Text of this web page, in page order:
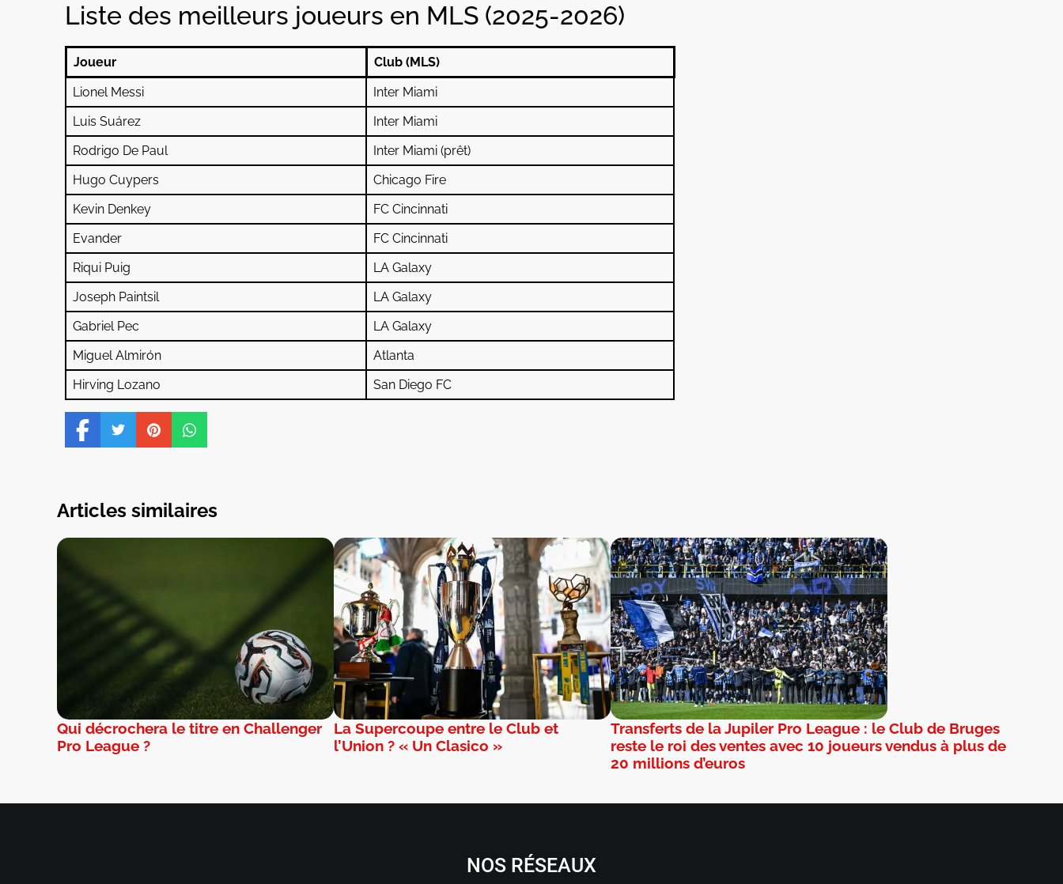
Liste des meilleurs joueurs en MLS (2025-2026)
Joueur
Club (MLS)
Lionel Messi
Inter Miami
Luis Suárez
Inter Miami
Rodrigo De Paul
Inter Miami (prêt)
Hugo Cuypers
Chicago Fire
Kevin Denkey
FC Cincinnati
Evander
FC Cincinnati
Riqui Puig
LA Galaxy
Joseph Paintsil
LA Galaxy
Gabriel Pec
LA Galaxy
Miguel Almirón
Atlanta
Hirving Lozano
San Diego FC
Articles similaires
Qui décrochera le titre en Challenger
Pro League ?
La Supercoupe entre le Club et
l’Union ? « Un Clasico »
Transferts de la Jupiler Pro League : le Club de Bruges
reste le roi des ventes avec 10 joueurs vendus à plus de
20 millions d’euros
NOS RÉSEAUX